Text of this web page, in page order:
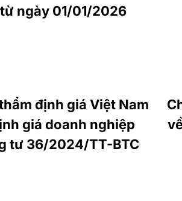
ngày 01/01/2026
định giá Việt Nam
giá doanh nghiệp
tư 36/2024/TT-BTC